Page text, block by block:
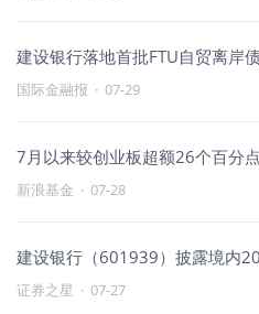
建设银行落地首批FTU自贸离岸
国际金融报 · 07-29
7月以来较创业板超额26个百分
新浪基金 · 07-28
建设银行（601939）披露境内
证券之星 · 07-27